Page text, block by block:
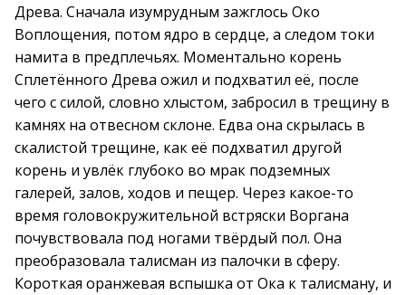
Древа. Сначала изумрудным зажглось Око
Воплощения, потом ядро в сердце, а следом токи
намита в предплечьях. Моментально корень
Сплетённого Древа ожил и подхватил её, после
чего с силой, словно хлыстом, забросил в трещину в
камнях на отвесном склоне. Едва она скрылась в
скалистой трещине, как её подхватил другой
корень и увлёк глубоко во мрак подземных
галерей, залов, ходов и пещер. Через какое-то
время головокружительной встряски Воргана
почувствовала под ногами твёрдый пол. Она
преобразовала талисман из палочки в сферу.
Короткая оранжевая вспышка от Ока к талисману, и